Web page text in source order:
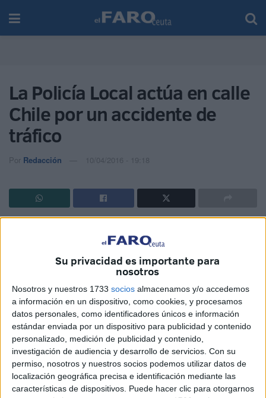
Su privacidad es importante para
nosotros
Nosotros y nuestros 1733 socios almacenamos y/o accedemos
a información en un dispositivo, como cookies, y procesamos
datos personales, como identificadores únicos e información
estándar enviada por un dispositivo para publicidad y contenido
personalizado, medición de publicidad y contenido,
investigación de audiencia y desarrollo de servicios. Con su
permiso, nosotros y nuestros socios podemos utilizar datos de
localización geográfica precisa e identificación mediante las
características de dispositivos. Puede hacer clic para otorgarnos
La Policía Local actúa en calle
Chile por un accidente de
tráfico
Por Redacción 10/04/2016 - 19:18
Chile por un accidente de tráfico ayer al mediodía fue una
de las indicencias dentro de una jornada tranquila.
Salvo alguna salida del Cuerpo de la Policía Local y de
Bomberos al mediodía de ayer, la jornada de domingo
transcurrió sin mayores sobresaltos en Melilla durante un
día que estuvo marcado por el desarrollo del Triatlón.
Tan tranquila fue la jornada que la única salida que efectuó
ayer el Cuerpo de Bomberos de Melilla fue por la tarde.
Tuvieron que presentarse en una vivienda para abrir la
puerta para que los sanitarios pudieran acceder a la